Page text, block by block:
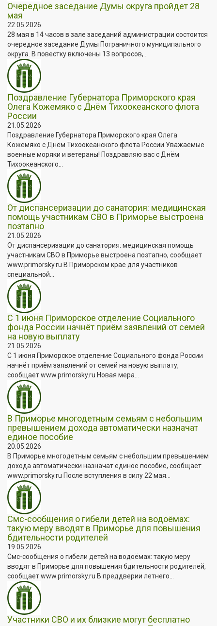
Очередное заседание Думы округа пройдет 28
мая
22.05.2026
28 мая в 14 часов в зале заседаний администрации состоится
очередное заседание Думы Пограничного муниципального
округа. В повестку включены 13 вопросов,...
Поздравление Губернатора Приморского края
Олега Кожемяко с Днём Тихоокеанского флота
России
21.05.2026
Поздравление Губернатора Приморского края Олега
Кожемяко с Днём Тихоокеанского флота России Уважаемые
военные моряки и ветераны! Поздравляю вас с Днём
Тихоокеанского...
От диспансеризации до санатория: медицинская
помощь участникам СВО в Приморье выстроена
поэтапно
21.05.2026
От диспансеризации до санатория: медицинская помощь
участникам СВО в Приморье выстроена поэтапно, сообщает
www.primorsky.ru В Приморском крае для участников
специальной...
С 1 июня Приморское отделение Социального
фонда России начнёт приём заявлений от семей
на новую выплату
21.05.2026
С 1 июня Приморское отделение Социального фонда России
начнёт приём заявлений от семей на новую выплату,
сообщает www.primorsky.ru Новая мера...
В Приморье многодетным семьям с небольшим
превышением дохода автоматически назначат
единое пособие
20.05.2026
В Приморье многодетным семьям с небольшим превышением
дохода автоматически назначат единое пособие, сообщает
www.primorsky.ru После вступления в силу 22 мая...
Смс-сообщения о гибели детей на водоёмах:
такую меру вводят в Приморье для повышения
бдительности родителей
19.05.2026
Смс-сообщения о гибели детей на водоёмах: такую меру
вводят в Приморье для повышения бдительности родителей,
сообщает www.primorsky.ru В преддверии летнего...
Участники СВО и их близкие могут бесплатно